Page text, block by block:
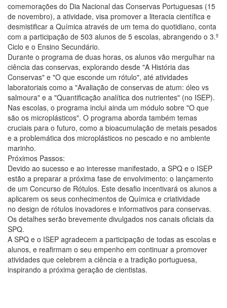
comemorações do Dia Nacional das Conservas Portuguesas (15
de novembro), a atividade, visa promover a literacia científica e
desmistificar a Química através de um tema do quotidiano, conta
com a participação de 503 alunos de 5 escolas, abrangendo o 3.º
Ciclo e o Ensino Secundário.
Durante o programa de duas horas, os alunos vão mergulhar na
ciência das conservas, explorando desde "A História das
Conservas" e "O que esconde um rótulo", até atividades
laboratoriais como a "Avaliação de conservas de atum: óleo vs
salmoura" e a "Quantificação analítica dos nutrientes" (no ISEP).
Nas escolas, o programa inclui ainda um módulo sobre "O que
são os microplásticos". O programa aborda também temas
cruciais para o futuro, como a bioacumulação de metais pesados
e a problemática dos microplásticos no pescado e no ambiente
marinho.
Próximos Passos:
Devido ao sucesso e ao interesse manifestado, a SPQ e o ISEP
estão a preparar a próxima fase de envolvimento: o lançamento
de um Concurso de Rótulos. Este desafio incentivará os alunos a
aplicarem os seus conhecimentos de Química e criatividade
no design de rótulos inovadores e informativos para conservas.
Os detalhes serão brevemente divulgados nos canais oficiais da
SPQ.
A SPQ e o ISEP agradecem a participação de todas as escolas e
alunos, e reafirmam o seu empenho em continuar a promover
atividades que celebrem a ciência e a tradição portuguesa,
inspirando a próxima geração de cientistas.